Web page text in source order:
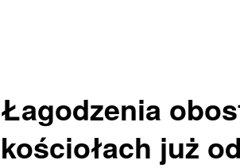
Łagodzenia
kościołach już